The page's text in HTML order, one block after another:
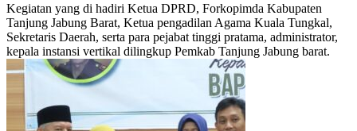
Kegiatan yang di hadiri Ketua DPRD, Forkopimda Kabupaten
Tanjung Jabung Barat, Ketua pengadilan Agama Kuala Tungkal,
Sekretaris Daerah, serta para pejabat tinggi pratama, administrator,
kepala instansi vertikal dilingkup Pemkab Tanjung Jabung barat.